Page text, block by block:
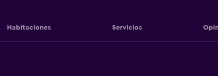
Habitaciones Servicios